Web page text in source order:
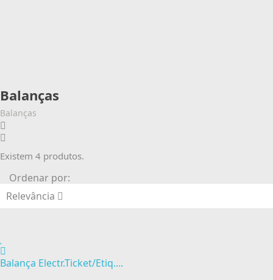
Balanças
Balanças
Existem 4 produtos.
Ordenar por:
Relevância
Balança Electr.Ticket/Etiq....